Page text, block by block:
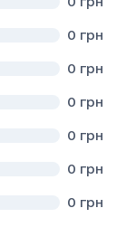
0 грн
0 грн
0 грн
0 грн
0 грн
0 грн